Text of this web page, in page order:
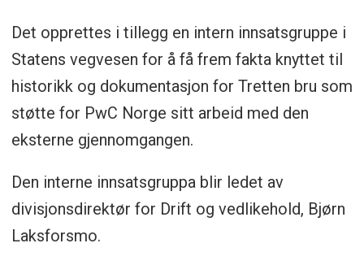
Det opprettes i tillegg en intern innsatsgruppe i
Statens vegvesen for å få frem fakta knyttet til
historikk og dokumentasjon for Tretten bru som
støtte for PwC Norge sitt arbeid med den
eksterne gjennomgangen.
Den interne innsatsgruppa blir ledet av
divisjonsdirektør for Drift og vedlikehold, Bjørn
Laksforsmo.